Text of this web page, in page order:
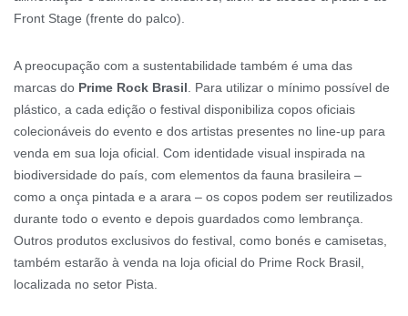
Front Stage (frente do palco).
A preocupação com a sustentabilidade também é uma das
marcas do Prime Rock Brasil. Para utilizar o mínimo possível de
plástico, a cada edição o festival disponibiliza copos oficiais
colecionáveis do evento e dos artistas presentes no line-up para
venda em sua loja oficial. Com identidade visual inspirada na
biodiversidade do país, com elementos da fauna brasileira –
como a onça pintada e a arara – os copos podem ser reutilizados
durante todo o evento e depois guardados como lembrança.
Outros produtos exclusivos do festival, como bonés e camisetas,
também estarão à venda na loja oficial do Prime Rock Brasil,
localizada no setor Pista.